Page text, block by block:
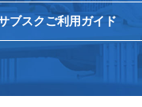
ブスクご利用ガイド